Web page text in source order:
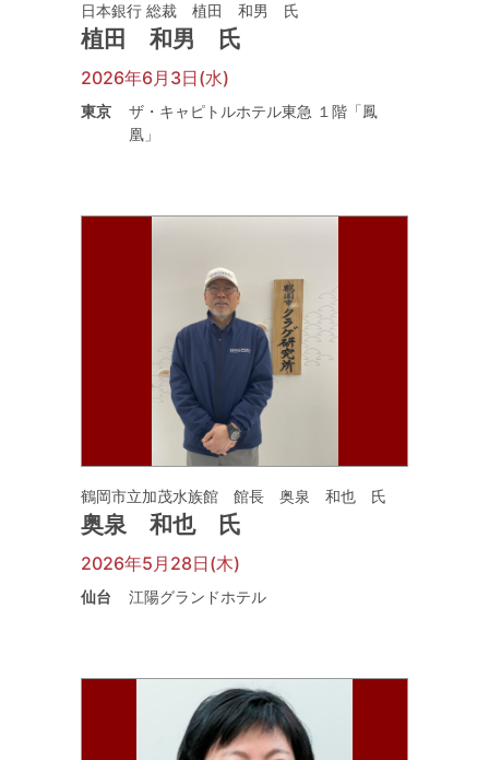
日本銀行 総裁 植田 和男 氏
植田 和男 氏
2026年6月3日(水)
東京
ザ・キャピトルホテル東急 １階「鳳
凰」
鶴岡市立加茂水族館 館長 奥泉 和也 氏
奥泉 和也 氏
2026年5月28日(木)
仙台 江陽グランドホテル